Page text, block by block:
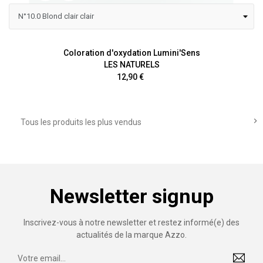
Coloration d'oxydation Lumini'Sens
LES NATURELS
Prix
12,90 €
Tous les produits les plus vendus 
Newsletter signup
Inscrivez-vous à notre newsletter et restez informé(e) des
actualités de la marque Azzo.